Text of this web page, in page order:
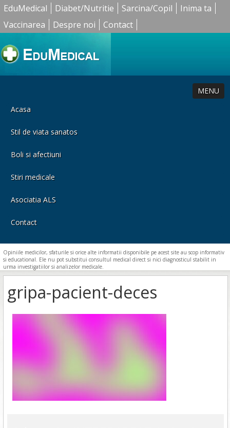
EduMedical Diabet/Nutritie Sarcina/Copil
Inima ta
Vaccinarea
Despre noi Contact
MENU
Acasa
Stil de viata sanatos
Boli si afectiuni
Stiri medicale
Asociatia ALS
Contact
Opiniile medicilor, sfaturile si orice alte informatii disponibile pe acest site au scop informativ
si educational. Ele nu pot substitui consultul medical direct si nici diagnosticul stabilit in
urma investigatiilor si analizelor medicale.
gripa-pacient-deces